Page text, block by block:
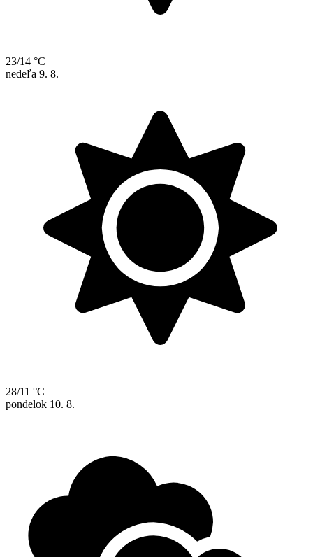
23/14 °C
nedeľa 9. 8.
28/11 °C
pondelok 10. 8.